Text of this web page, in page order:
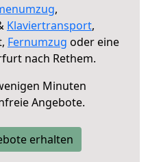
,
Klaviertransport,
Fernumzug oder eine
nach Rethem.
Minuten
Angebote.
erhalten